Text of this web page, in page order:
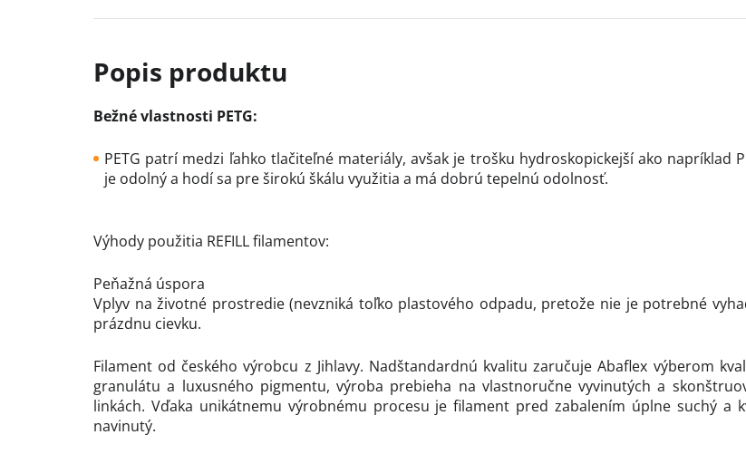
Bežné vlastnosti PETG:
PETG patrí medzi ľahko tlačiteľné materiály, avšak je trošku hydroskopickejší ako napríklad
je odolný a hodí sa pre širokú škálu využitia a má dobrú tepelnú odolnosť.
Výhody použitia REFILL filamentov:
Peňažná úspora
Vplyv na životné prostredie (nevzniká toľko plastového odpadu, pretože nie je potrebné
prázdnu cievku.
Filament od českého výrobcu z Jihlavy. Nadštandardnú kvalitu zaručuje Abaflex výberom
granulátu a luxusného pigmentu, výroba prebieha na vlastnoručne vyvinutých a
linkách. Vďaka unikátnemu výrobnému procesu je filament pred zabalením úplne suchý a
navinutý.